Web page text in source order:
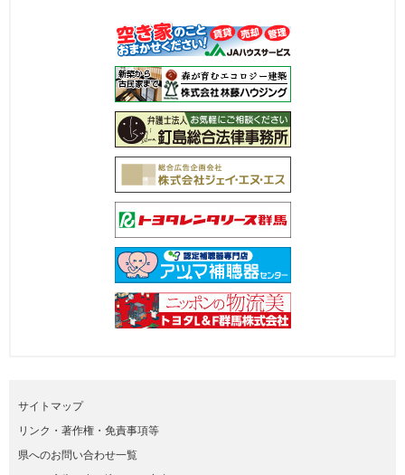
サイトマップ
リンク・著作権・免責事項等
県へのお問い合わせ一覧